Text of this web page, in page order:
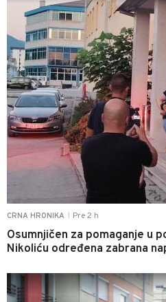
CRNA HRONIKA Pre 2 h
Osumnjičen za pomaganje u
Nikoliću određena zabrana